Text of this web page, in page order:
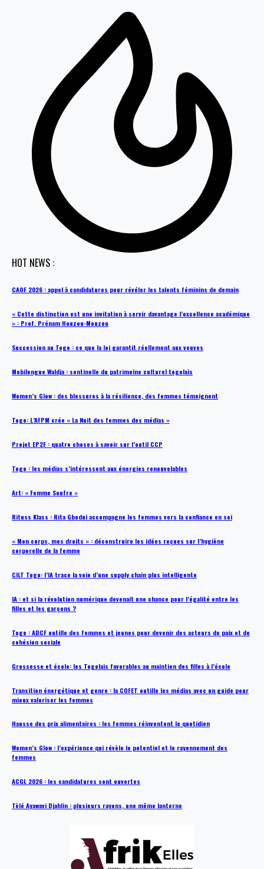
HOT NEWS :
CAOF 2026 : appel à candidatures pour révéler les talents féminins de demain
« Cette distinction est une invitation à servir davantage l’excellence académique
» : Prof. Prénam Houzou-Mouzou
Succession au Togo : ce que la loi garantit réellement aux veuves
Mobilengue Waldja : sentinelle du patrimoine culturel togolais
Women’s Glow : des blessures à la résilience, des femmes témoignent
Togo: L’AFPM crée « La Nuit des femmes des médias »
Projet EP2F : quatre choses à savoir sur l’outil CCP
Togo : les médias s’intéressent aux énergies renouvelables
Art: « Femme Soufre »
Rituss Klass : Rita Gbodui accompagne les femmes vers la confiance en soi
« Mon corps, mes droits » : déconstruire les idées reçues sur l’hygiène
corporelle de la femme
CILT Togo: l’IA trace la voie d’une supply chain plus intelligente
IA : et si la révolution numérique devenait une chance pour l’égalité entre les
filles et les garçons ?
Togo : ADCF outille des femmes et jeunes pour devenir des acteurs de paix et de
cohésion sociale
Grossesse et école: les Togolais favorables au maintien des filles à l’école
Transition énergétique et genre : la COFET outille les médias avec un guide pour
mieux valoriser les femmes
Hausse des prix alimentaires : les femmes réinventent le quotidien
Women’s Glow : l’expérience qui révèle le potentiel et le rayonnement des
femmes
ACGL 2026 : les candidatures sont ouvertes
Tèlé Ayawavi Djahlin : plusieurs rayons, une même lanterne